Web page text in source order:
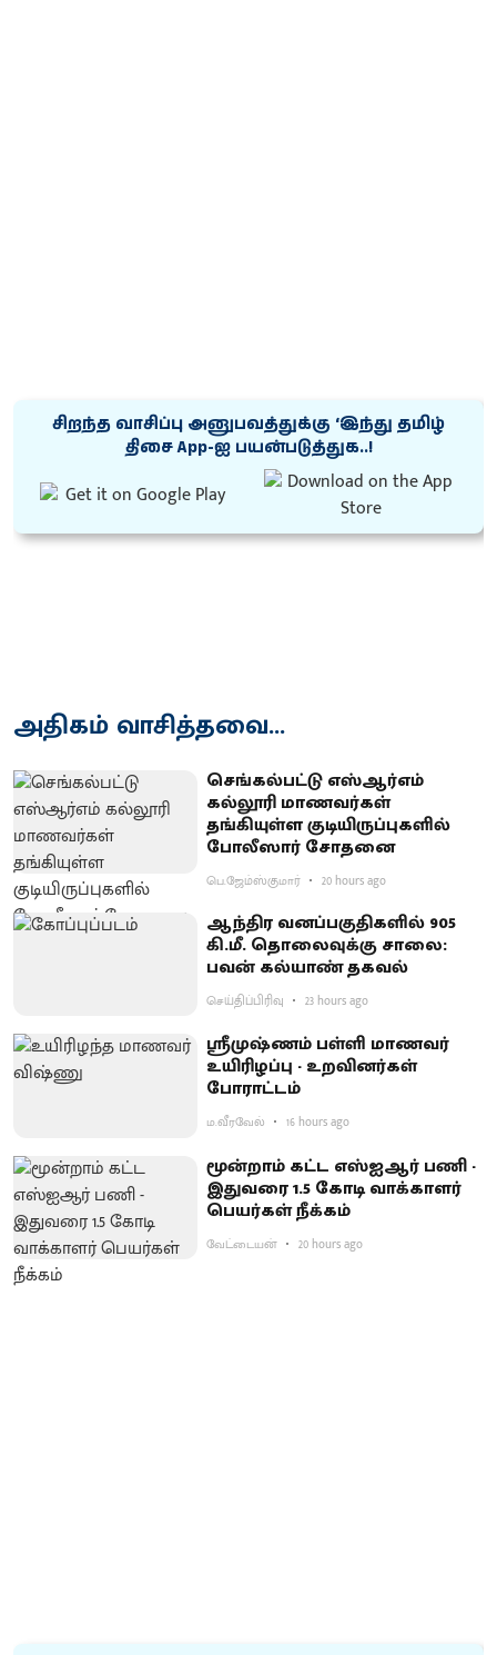
சிறந்த வாசிப்பு அனுபவத்துக்கு ‘இந்து தமிழ்
திசை App-ஐ பயன்படுத்துக..!
அதிகம் வாசித்தவை...
செங்கல்பட்டு எஸ்ஆர்எம்
கல்லூரி மாணவர்கள்
தங்கியுள்ள குடியிருப்புகளில்
போலீஸார் சோதனை
பெ.ஜேம்ஸ்குமார் 20 hours ago
ஆந்திர வனப்பகுதிகளில் 905
கி.மீ. தொலைவுக்கு சாலை:
பவன் கல்யாண் தகவல்
செய்திப்பிரிவு 23 hours ago
ஸ்ரீமுஷ்ணம் பள்ளி மாணவர்
உயிரிழப்பு - உறவினர்கள்
போராட்டம்
ம.வீரவேல் 16 hours ago
மூன்றாம் கட்ட எஸ்ஐஆர் பணி -
இதுவரை 1.5 கோடி வாக்காளர்
பெயர்கள் நீக்கம்
வேட்டையன் 20 hours ago